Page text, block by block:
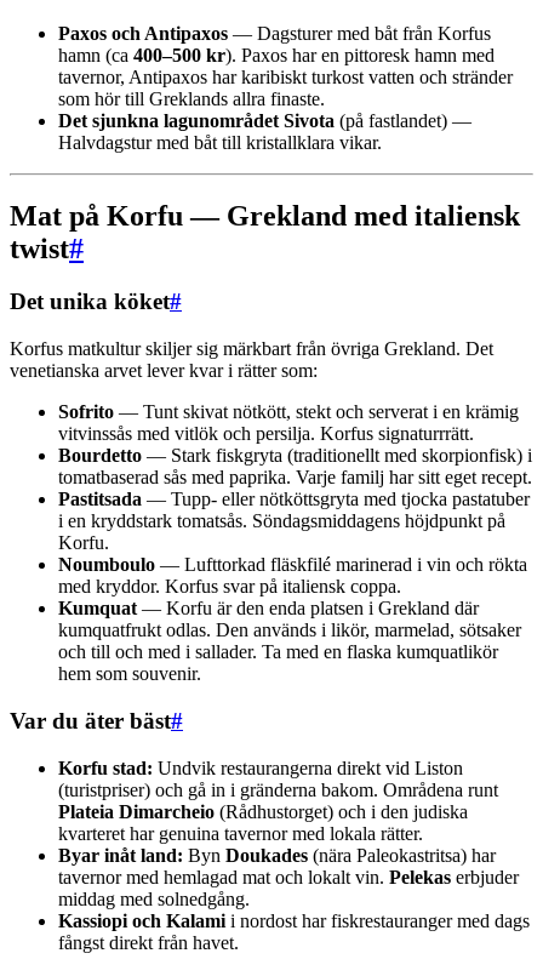
Paxos och Antipaxos — Dagsturer med båt från Korfus
hamn (ca 400–500 kr). Paxos har en pittoresk hamn med
tavernor, Antipaxos har karibiskt turkost vatten och stränder
som hör till Greklands allra finaste.
Det sjunkna lagunområdet Sivota (på fastlandet) —
Halvdagstur med båt till kristallklara vikar.
Mat på Korfu — Grekland med italiensk
twist#
Det unika köket#
Korfus matkultur skiljer sig märkbart från övriga Grekland. Det
venetianska arvet lever kvar i rätter som:
Sofrito — Tunt skivat nötkött, stekt och serverat i en krämig
vitvinssås med vitlök och persilja. Korfus signaturrrätt.
Bourdetto — Stark fiskgryta (traditionellt med skorpionfisk) i
tomatbaserad sås med paprika. Varje familj har sitt eget recept.
Pastitsada — Tupp- eller nötköttsgryta med tjocka pastatuber
i en kryddstark tomatsås. Söndagsmiddagens höjdpunkt på
Korfu.
Noumboulo — Lufttorkad fläskfilé marinerad i vin och rökta
med kryddor. Korfus svar på italiensk coppa.
Kumquat — Korfu är den enda platsen i Grekland där
kumquatfrukt odlas. Den används i likör, marmelad, sötsaker
och till och med i sallader. Ta med en flaska kumquatlikör
hem som souvenir.
Var du äter bäst#
Korfu stad: Undvik restaurangerna direkt vid Liston
(turistpriser) och gå in i gränderna bakom. Områdena runt
Plateia Dimarcheio (Rådhustorget) och i den judiska
kvarteret har genuina tavernor med lokala rätter.
Byar inåt land: Byn Doukades (nära Paleokastritsa) har
tavernor med hemlagad mat och lokalt vin. Pelekas erbjuder
middag med solnedgång.
Kassiopi och Kalami i nordost har fiskrestauranger med dags
fångst direkt från havet.